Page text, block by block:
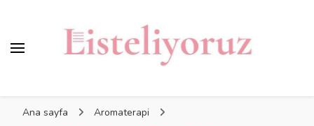
Ana sayfa
Aromaterapi